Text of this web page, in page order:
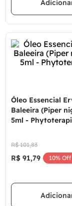
Óleo Essencial
Baleeira (Piper
5ml -
R$ 101,83
R$ 91,79 10% Off